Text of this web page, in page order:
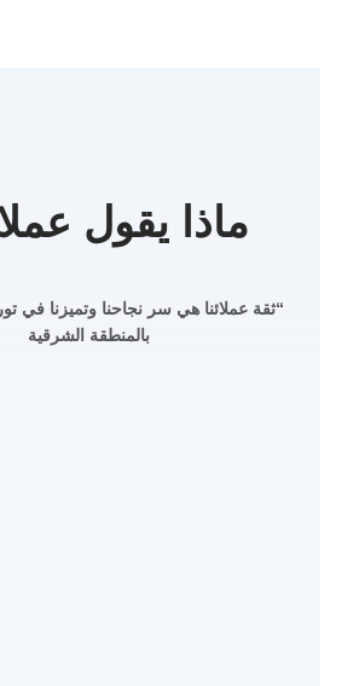
ماذا يقول
“ثقة عملائنا هي سر نجاحنا وتميزنا في
بالمنطقة الشرقية